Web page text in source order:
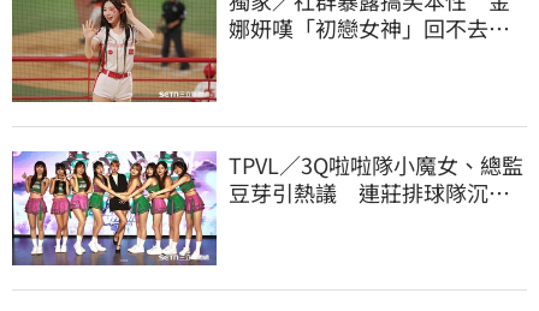
娜妍嘆「初戀女神」回不去！
TPVL／3Q啦啦隊小魔女、總監
豆芽引熱議 連莊排球隊沉默6